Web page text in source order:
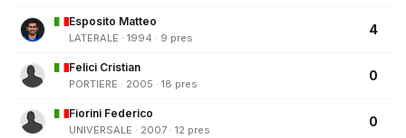
Esposito Matteo
LATERALE · 1994 · 9 pres
4
Felici Cristian
PORTIERE · 2005 · 18 pres
0
Fiorini Federico
UNIVERSALE · 2007 · 12 pres
0